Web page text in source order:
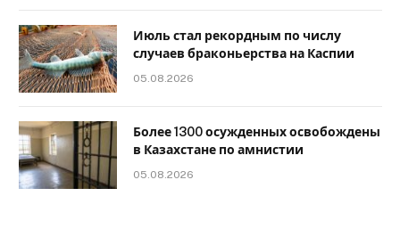
Июль стал рекордным по числу
случаев браконьерства на Каспии
05.08.2026
Более 1300 осужденных освобождены
в Казахстане по амнистии
05.08.2026